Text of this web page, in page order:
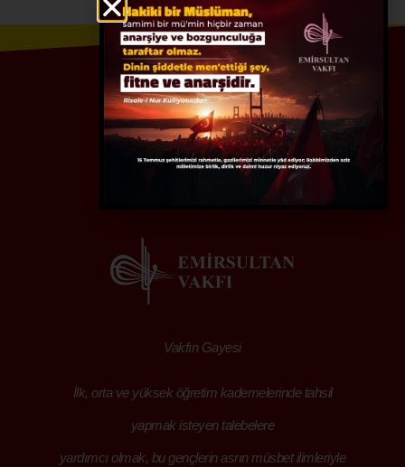
Vakfın Gayesi
İlk, orta ve yüksek öğretim kademelerinde tahsil
yapmak isteyen talebelere
yardımcı olmak, bu gençlerin asrın müsbet ilimleriyle